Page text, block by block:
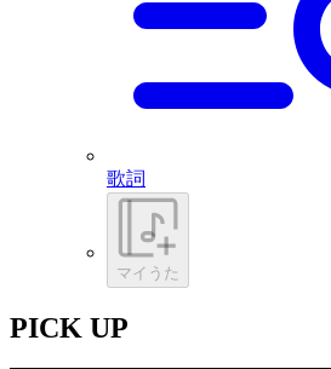
歌詞
マイうた
PICK UP